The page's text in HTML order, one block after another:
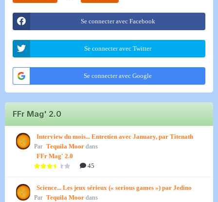
Se connecter avec Facebook
Se connecter avec Twitter
Se connecter avec Google
FFr Mag' 2.0
Interview du mois... Entretien avec January, par Titenath
Par Tequila Moor dans
FFr Mag' 2.0
45
Science... Les jeux sérieux (« serious games ») par Jedino
Par Tequila Moor dans